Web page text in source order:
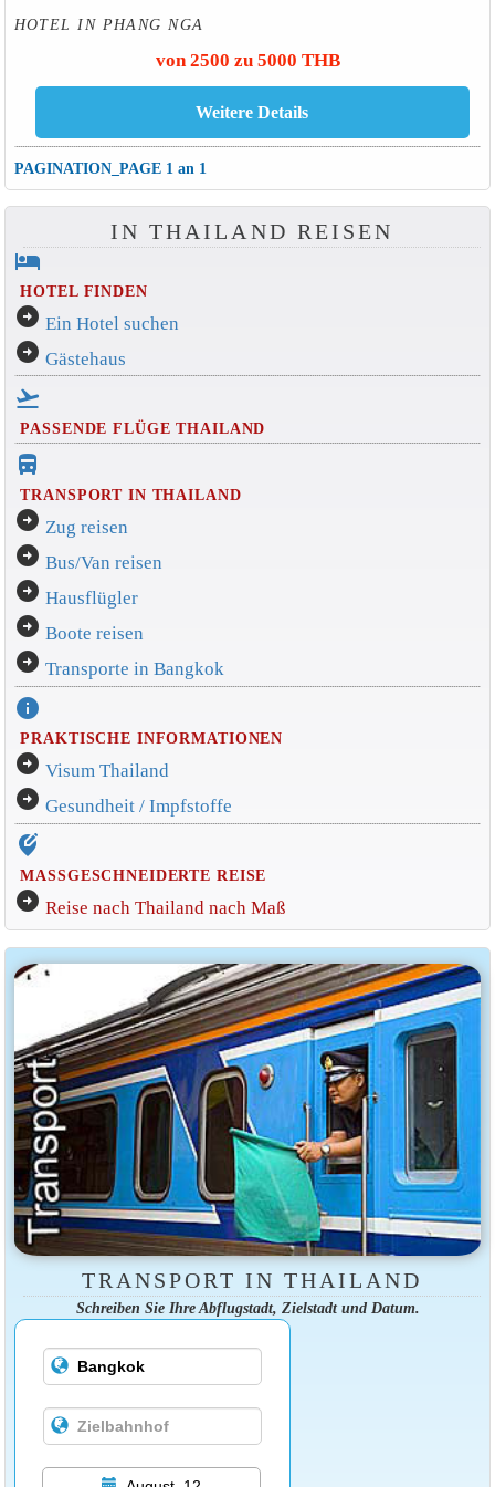
HOTEL IN PHANG NGA
von 2500 zu 5000 THB
PAGINATION_PAGE 1 an 1
IN THAILAND REISEN
hotel
HOTEL FINDEN
arrow_circle_right Ein Hotel suchen
arrow_circle_right Gästehaus
flight_takeoff
PASSENDE FLÜGE THAILAND
directions_bus_filled
TRANSPORT IN THAILAND
arrow_circle_right Zug reisen
arrow_circle_right Bus/Van reisen
arrow_circle_right Hausflügler
arrow_circle_right Boote reisen
arrow_circle_right Transporte in Bangkok
info
PRAKTISCHE INFORMATIONEN
arrow_circle_right Visum Thailand
arrow_circle_right Gesundheit / Impfstoffe
edit_location_alt
MASSGESCHNEIDERTE REISE
arrow_circle_right Reise nach Thailand nach Maß
TRANSPORT IN THAILAND
Schreiben Sie Ihre Abflugstadt, Zielstadt und Datum.